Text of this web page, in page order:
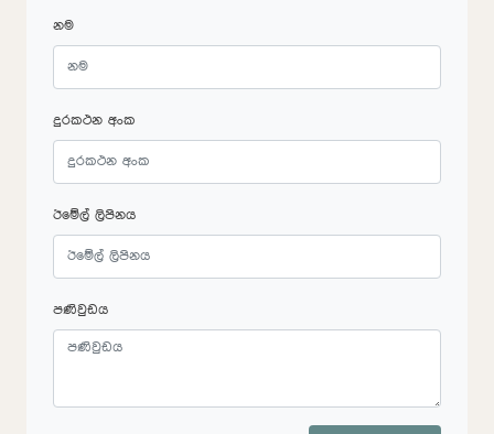
නම
දුරකථන අංක
ඊමේල් ලිපිනය
පණිවුඩය